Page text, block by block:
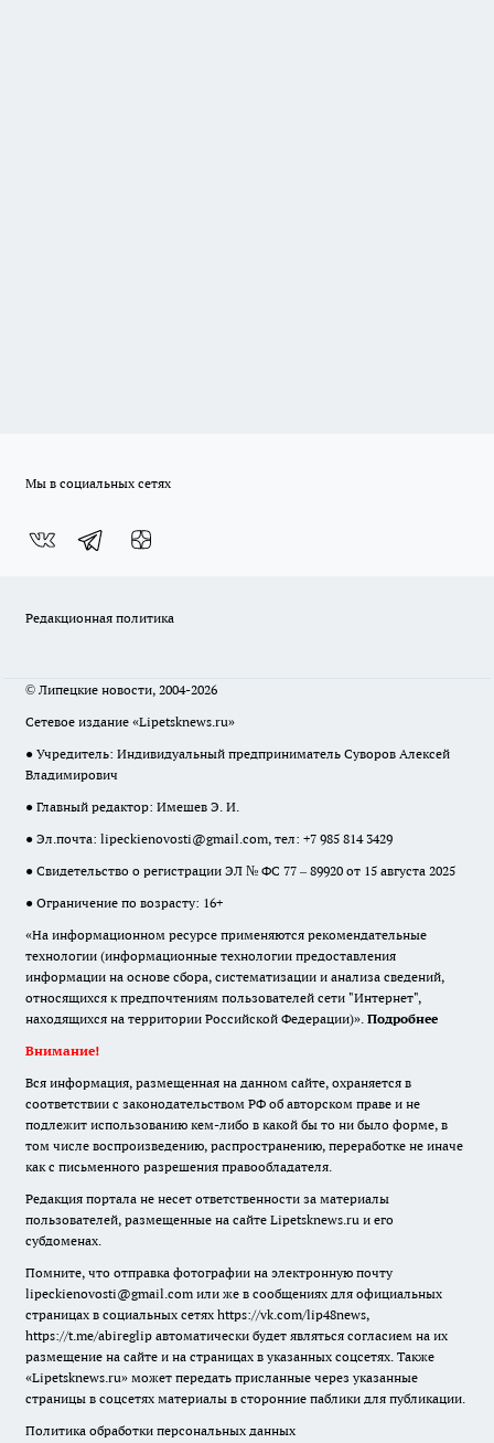
Мы в социальных сетях
Редакционная политика
© Липецкие новости, 2004-2026
Сетевое издание «Lipetsknews.ru»
● Учредитель: Индивидуальный предприниматель Суворов Алексей
Владимирович
● Главный редактор: Имешев Э. И.
● Эл.почта: lipeckienovosti@gmail.com, тел: +7 985 814 3429
● Свидетельство о регистрации ЭЛ № ФС 77 – 89920 от 15 августа 2025
● Ограничение по возрасту: 16+
«На информационном ресурсе применяются рекомендательные
технологии (информационные технологии предоставления
информации на основе сбора, систематизации и анализа сведений,
относящихся к предпочтениям пользователей сети "Интернет",
находящихся на территории Российской Федерации)». Подробнее
Внимание!
Вся информация, размещенная на данном сайте, охраняется в
соответствии с законодательством РФ об авторском праве и не
подлежит использованию кем-либо в какой бы то ни было форме, в
том числе воспроизведению, распространению, переработке не иначе
как с письменного разрешения правообладателя.
Редакция портала не несет ответственности за материалы
пользователей, размещенные на сайте Lipetsknews.ru и его
субдоменах.
Помните, что отправка фотографии на электронную почту
lipeckienovosti@gmail.com или же в сообщениях для официальных
страницах в социальных сетях https://vk.com/lip48news,
https://t.me/abireglip автоматически будет являться согласием на их
размещение на сайте и на страницах в указанных соцсетях. Также
«Lipetsknews.ru» может передать присланные через указанные
страницы в соцсетях материалы в сторонние паблики для публикации.
Политика обработки персональных данных